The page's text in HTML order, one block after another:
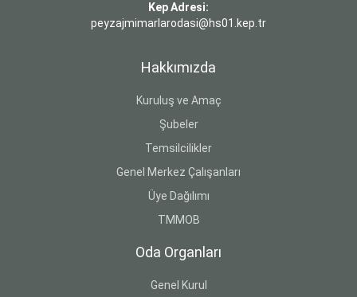
Kep Adresi:
peyzajmimarlarodasi@hs01.kep.tr
Hakkımızda
Kuruluş ve Amaç
Şubeler
Temsilcilikler
Genel Merkez Çalışanları
Üye Dağılımı
TMMOB
Oda Organları
Genel Kurul